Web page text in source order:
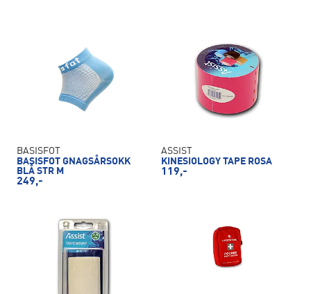
BASISFOT
BASISFOT GNAGSÅRSOKK
BLÅ STR M
249,-
ASSIST
KINESIOLOGY TAPE ROSA
119,-